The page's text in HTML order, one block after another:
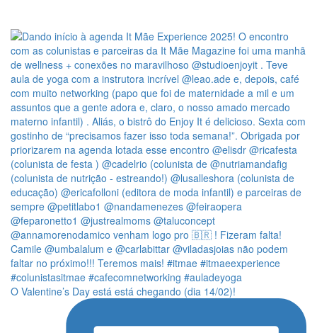
O Valentine’s Day está está chegando (dia 14/02)!